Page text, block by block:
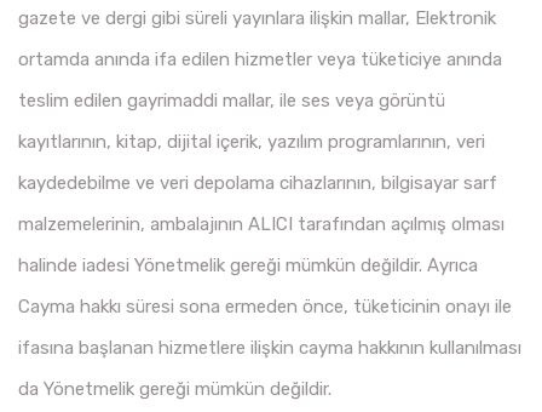
gazete ve dergi gibi süreli yayınlara ilişkin mallar, Elektronik
ortamda anında ifa edilen hizmetler veya tüketiciye anında
teslim edilen gayrimaddi mallar, ile ses veya görüntü
kayıtlarının, kitap, dijital içerik, yazılım programlarının, veri
kaydedebilme ve veri depolama cihazlarının, bilgisayar sarf
malzemelerinin, ambalajının ALICI tarafından açılmış olması
halinde iadesi Yönetmelik gereği mümkün değildir. Ayrıca
Cayma hakkı süresi sona ermeden önce, tüketicinin onayı ile
ifasına başlanan hizmetlere ilişkin cayma hakkının kullanılması
da Yönetmelik gereği mümkün değildir.